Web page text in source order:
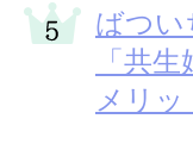
ばつい
「共
メリッ